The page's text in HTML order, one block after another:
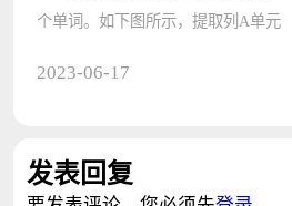
个单词。如下图所示，提取列A单元
串????
2023-06-17
发表回复